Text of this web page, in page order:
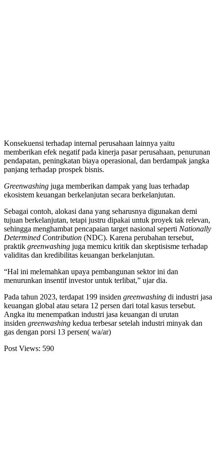
Konsekuensi terhadap internal perusahaan lainnya yaitu
memberikan efek negatif pada kinerja pasar perusahaan, penurunan
pendapatan, peningkatan biaya operasional, dan berdampak jangka
panjang terhadap prospek bisnis.
Greenwashing juga memberikan dampak yang luas terhadap
ekosistem keuangan berkelanjutan secara berkelanjutan.
Sebagai contoh, alokasi dana yang seharusnya digunakan demi
tujuan berkelanjutan, tetapi justru dipakai untuk proyek tak relevan,
sehingga menghambat pencapaian target nasional seperti Nationally
Determined Contribution (NDC). Karena perubahan tersebut,
praktik greenwashing juga memicu kritik dan skeptisisme terhadap
validitas dan kredibilitas keuangan berkelanjutan.
“Hal ini melemahkan upaya pembangunan sektor ini dan
menurunkan insentif investor untuk terlibat,” ujar dia.
Pada tahun 2023, terdapat 199 insiden greenwashing di industri jasa
keuangan global atau setara 12 persen dari total kasus tersebut.
Angka itu menempatkan industri jasa keuangan di urutan
insiden greenwashing kedua terbesar setelah industri minyak dan
gas dengan porsi 13 persen( wa/ar)
Post Views: 590